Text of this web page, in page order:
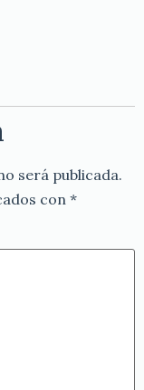
será publicada.
con *